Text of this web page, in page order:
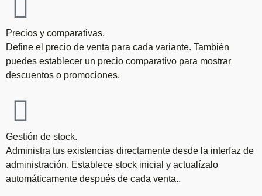
Precios y comparativas.
Define el precio de venta para cada variante. También
puedes establecer un precio comparativo para mostrar
descuentos o promociones.
Gestión de stock.
Administra tus existencias directamente desde la interfaz de
administración. Establece stock inicial y actualízalo
automáticamente después de cada venta..